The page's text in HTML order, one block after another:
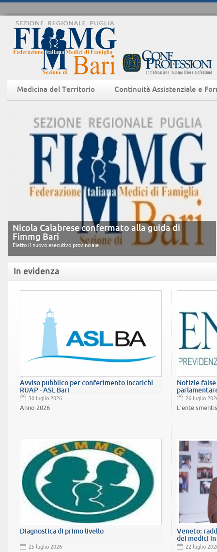
Medicina del Territorio Continuità Assistenziale e
Nicola Calabrese confermato alla guida di
Fimmg Bari
Eletto il nuovo esecutivo provinciale
In evidenza
Avviso pubblico per conferimento incarichi
RUAP - ASL Bari
30 luglio 2026
Anno 2026
Diagnostica di primo livello
25 luglio 2026
Notizie
26 luglio
L’ente
Veneto:
dei medici
22 luglio